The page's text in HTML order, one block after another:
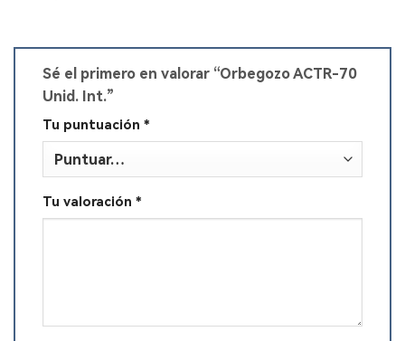
Sé el primero en valorar “Orbegozo ACTR-70
Unid. Int.”
Tu puntuación *
Tu valoración *